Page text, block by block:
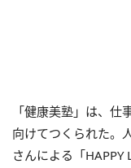
「健康美塾」は、
向けてつくられた。
さんによる「HAPPY